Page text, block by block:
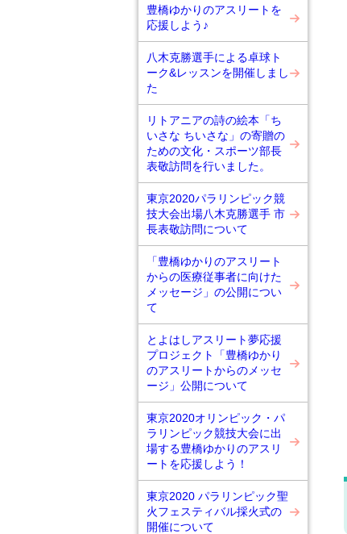
豊橋ゆかりのアスリートを
応援しよう♪
八木克勝選手による卓球ト
ーク&レッスンを開催しまし
た
リトアニアの詩の絵本「ち
いさな ちいさな」の寄贈の
ための文化・スポーツ部長
表敬訪問を行いました。
東京2020パラリンピック競
技大会出場八木克勝選手 市
長表敬訪問について
「豊橋ゆかりのアスリート
からの医療従事者に向けた
メッセージ」の公開につい
て
とよはしアスリート夢応援
プロジェクト「豊橋ゆかり
のアスリートからのメッセ
ージ」公開について
東京2020オリンピック・パ
ラリンピック競技大会に出
場する豊橋ゆかりのアスリ
ートを応援しよう！
東京2020 パラリンピック聖
火フェスティバル採火式の
開催について